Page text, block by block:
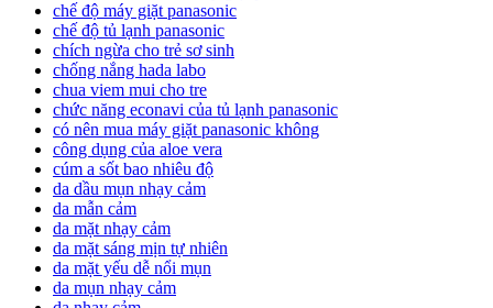
chế độ máy giặt panasonic
chế độ tủ lạnh panasonic
chích ngừa cho trẻ sơ sinh
chống nắng hada labo
chua viem mui cho tre
chức năng econavi của tủ lạnh panasonic
có nên mua máy giặt panasonic không
công dụng của aloe vera
cúm a sốt bao nhiêu độ
da dầu mụn nhạy cảm
da mẫn cảm
da mặt nhạy cảm
da mặt sáng mịn tự nhiên
da mặt yếu dễ nổi mụn
da mụn nhạy cảm